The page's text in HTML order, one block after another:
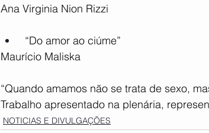
Ana Virginia Nion Rizzi
“Do amor ao ciúme”
Maurício Maliska
“Quando amamos não se trata de sexo,
Trabalho apresentado na plenária,
NOTICIAS E DIVULGAÇÕES